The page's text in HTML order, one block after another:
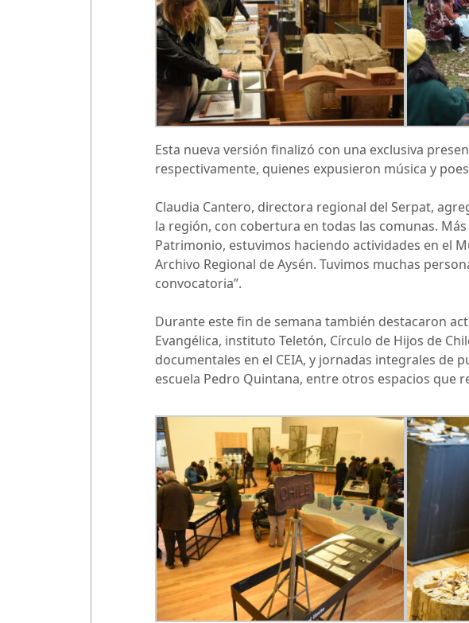
Esta nueva versión finalizó con una exclusiva
respectivamente, quienes expusieron música y
Claudia Cantero, directora regional del Serpat,
la región, con cobertura en todas las comunas.
Patrimonio, estuvimos haciendo actividades en el
Archivo Regional de Aysén. Tuvimos muchas
convocatoria”.
Durante este fin de semana también destacaron
Evangélica, instituto Teletón, Círculo de Hijos de
documentales en el CEIA, y jornadas integrales de
escuela Pedro Quintana, entre otros espacios